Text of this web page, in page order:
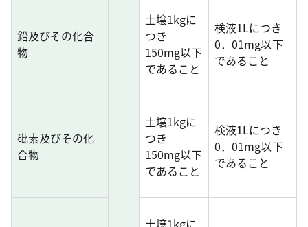
鉛及びその化合
物
土壌1kgに
つき
150mg以下
であること
検液1Lにつき
0．01mg以下
であること
砒素及びその化
合物
土壌1kgに
つき
150mg以下
であること
検液1Lにつき
0．01mg以下
であること
土壌1kgに